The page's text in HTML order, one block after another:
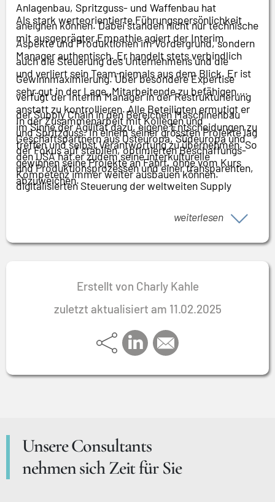
Anlagenbau, Spritzguss- und Waffenbau hat
aneignen können. Dabei standen nicht nur technische
Aspekte und Produktionen im Vordergrund, sondern
auch die Steuerung des Unternehmens und die
Gewinnmaximierung. Über besondere Expertise
verfügt der Interim Manager in der Restrukturierung
der Supply Chain in den Bereichen Maschinenbau
und Spritzguss. In einem seiner grössten Projekte lag
der Fokus auf stabilen, optimierten Beschaffungs-
und Produktionsprozessen und einer transparenten,
digitalisierten Steuerung der weltweiten Supply
Als stark werteorientierte Führungspersönlichkeit
mit ausgeprägter Empathie agiert der Interim
Manager authentisch. Er handelt stets verbindlich
und verliert sein Team niemals aus dem Blick. Er ist
sehr gut in der Lage, Mitarbeitende zu befähigen,
anstatt zu kontrollieren. Alle Beteiligten ermutigt er
im Sinne der Agilität dazu, eigene Entscheidungen zu
treffen und selbst Verantwortung zu übernehmen. So
gewinnen seine Projekte an Fahrt, ohne vom Kurs
abzuweichen.
In der Zusammenarbeit mit Kollegen und
Geschäftspartnern aus Osteuropa, Südeuropa und
den USA hat er zudem seine interkulturelle
Kompetenz immer weiter ausbauen können.
weiterlesen
Erstellt von Charly Kahle
zuletzt aktualisiert am 11.02.2025
Unsere Consultants
nehmen sich Zeit für Sie